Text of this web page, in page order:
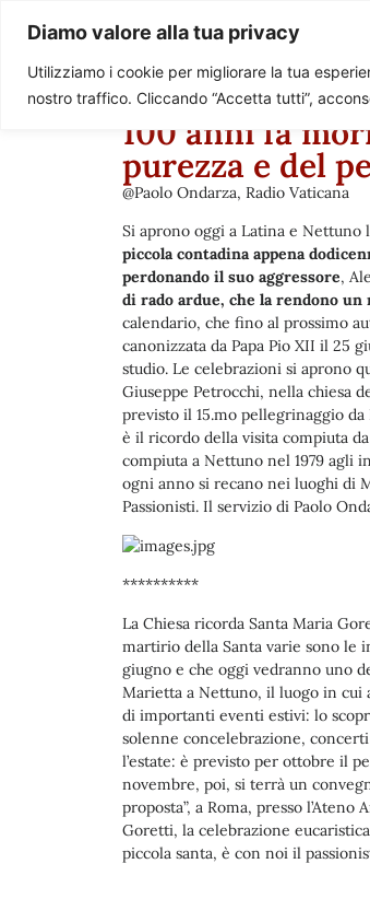
Diamo valore alla tua privacy
Utilizziamo i cookie per migliorare la tua
nostro traffico. Cliccando “Accetta tutti”,
Paolo Ondarza
100 anni fa
purezza e del
@Paolo Ondarza, Radio Vaticana
Si aprono oggi a Latina e
piccola contadina appena
perdonando il suo aggressore,
di rado ardue, che la rendono
calendario, che fino al prossimo
canonizzata da Papa Pio XII il 25
studio. Le celebrazioni si aprono
Giuseppe Petrocchi, nella chiesa
previsto il 15.mo pellegrinaggio
è il ricordo della visita compiuta
compiuta a Nettuno nel 1979 agli
ogni anno si recano nei luoghi di
Passionisti. Il servizio di Paolo
**********
La Chiesa ricorda Santa Maria
martirio della Santa varie sono le
giugno e che oggi vedranno uno
Marietta a Nettuno, il luogo in cui
di importanti eventi estivi: lo
solenne concelebrazione,
l’estate: è previsto per ottobre il
novembre, poi, si terrà un
proposta”, a Roma, presso
Goretti, la celebrazione
piccola santa, è con noi il